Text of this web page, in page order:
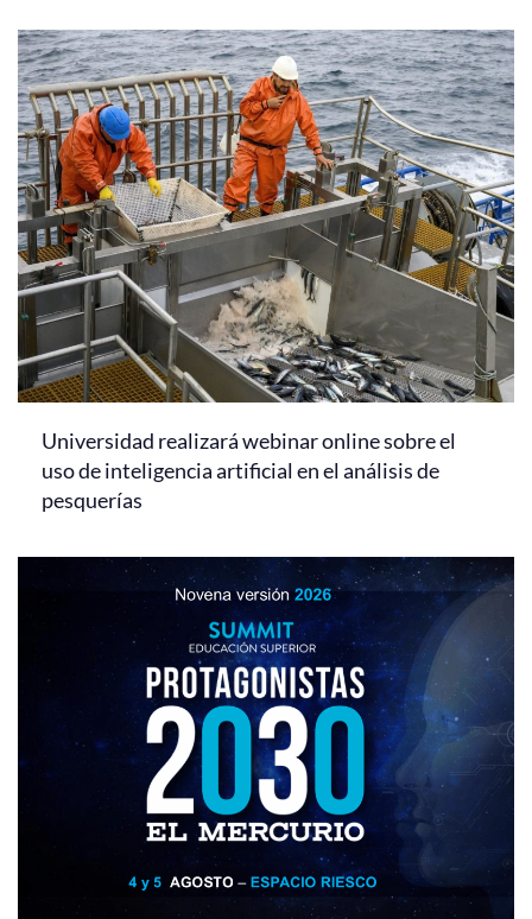
Universidad realizará webinar online sobre el
uso de inteligencia artificial en el análisis de
pesquerías